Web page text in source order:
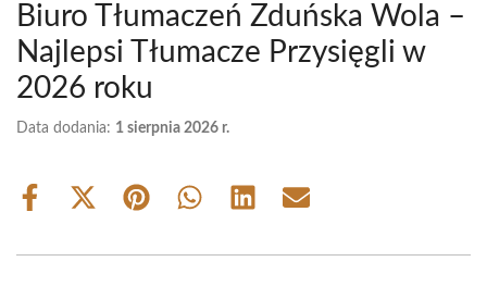
Biuro Tłumaczeń Zduńska Wola –
Najlepsi Tłumacze Przysięgli w
2026 roku
Data dodania: 1 sierpnia 2026 r.
Share
Share
(Twitter)
Share Share Share Share